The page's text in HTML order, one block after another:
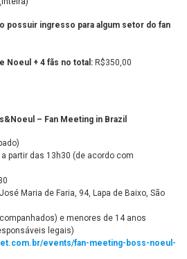
possuir ingresso para algum setor do fan
Noeul + 4 fãs no total: R$350,00
– Fan Meeting in Brazil
partir das 13h30 (de acordo com
Maria de Faria, 94, Lapa de Baixo, São
e menores de 14 anos
legais)
events/fan-meeting-boss-noeul-